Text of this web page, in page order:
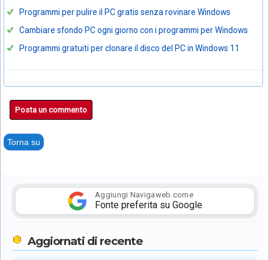
Programmi per pulire il PC gratis senza rovinare Windows
Cambiare sfondo PC ogni giorno con i programmi per Windows
Programmi gratuiti per clonare il disco del PC in Windows 11
Posta un commento
Torna su
Aggiungi Navigaweb come
Fonte preferita su Google
Aggiornati di recente